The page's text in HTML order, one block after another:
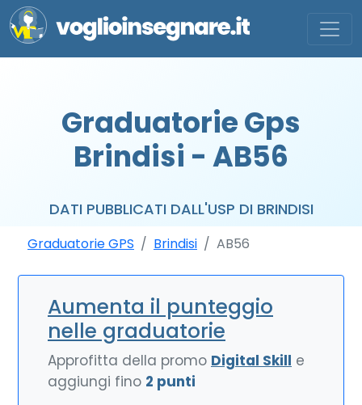
Graduatorie Gps
Brindisi - AB56
DATI PUBBLICATI DALL'USP DI BRINDISI
Graduatorie GPS Brindisi AB56
Aumenta il punteggio
nelle graduatorie
Approfitta della promo Digital Skill e
aggiungi fino 2 punti